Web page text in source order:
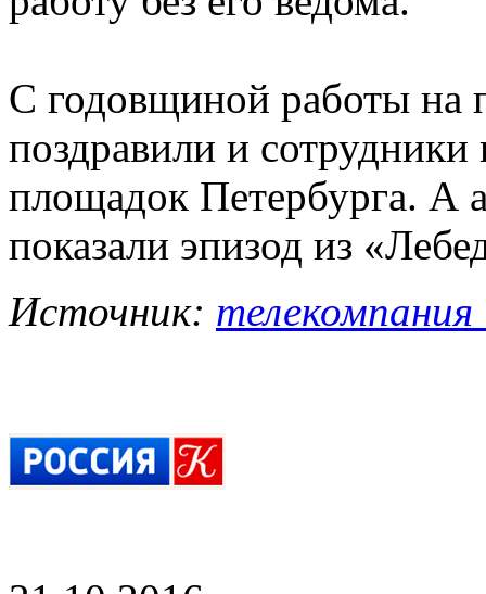
С годовщиной работы на
поздравили и
площадок Петербурга. А
показали эпизод из
Источник: